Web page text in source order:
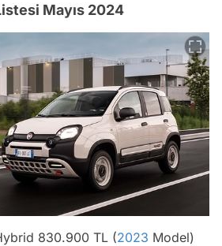
Mayıs 2024
830.900 TL (2023 Model)